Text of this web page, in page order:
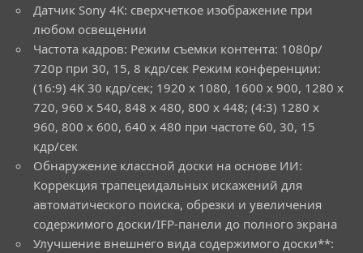
Датчик Sony 4K: сверхчеткое изображение при
любом освещении
Частота кадров: Режим съемки контента: 1080p/
720p при 30, 15, 8 кдр/сек Режим конференции:
(16:9) 4K 30 кдр/сек; 1920 x 1080, 1600 x 900, 1280 x
720, 960 x 540, 848 x 480, 800 x 448; (4:3) 1280 x
960, 800 x 600, 640 x 480 при частоте 60, 30, 15
кдр/сек
Обнаружение классной доски на основе ИИ:
Коррекция трапецеидальных искажений для
автоматического поиска, обрезки и увеличения
содержимого доски/IFP-панели до полного экрана
Улучшение внешнего вида содержимого доски**: